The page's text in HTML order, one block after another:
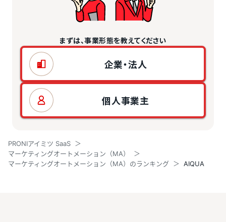
まずは、事業形態を教えてください
企業・法人
個人事業主
PRONIアイミツ SaaS
マーケティングオートメーション（MA）
マーケティングオートメーション（MA）のランキング
AIQUA